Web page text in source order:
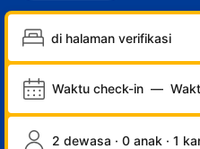
Waktu check-in —
2 dewasa · 0 anak · 1